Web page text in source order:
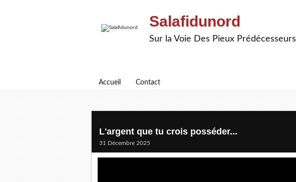
Salafidunord
Sur la Voie Des Pieux Prédécesseurs
Accueil Contact
L'argent que tu crois posséder...
31 Décembre 2025